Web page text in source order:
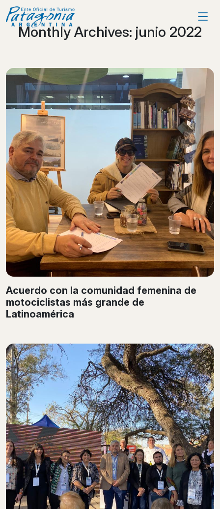
Monthly Archives: junio 2022
Acuerdo con la comunidad femenina de
motociclistas más grande de
Latinoamérica